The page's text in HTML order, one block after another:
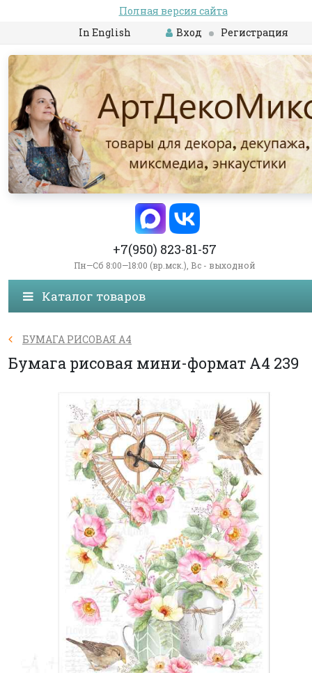
Полная версия сайта
In English
Вход Регистрация
+7(950) 823-81-57
Пн—Сб 8:00—18:00 (вр.мск.), Вс - выходной
Каталог товаров
БУМАГА РИСОВАЯ А4
Бумага рисовая мини-формат A4 239